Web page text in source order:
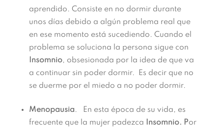
aprendido. Consiste en no dormir durante
unos días debido a algún problema real que
en ese momento está sucediendo. Cuando el
problema se soluciona la persona sigue con
Insomnio, obsesionada por la idea de que va
a continuar sin poder dormir. Es decir que no
se duerme por el miedo a no poder dormir.
Menopausia. En esta época de su vida, es
frecuente que la mujer padezca
Insomnio. Por